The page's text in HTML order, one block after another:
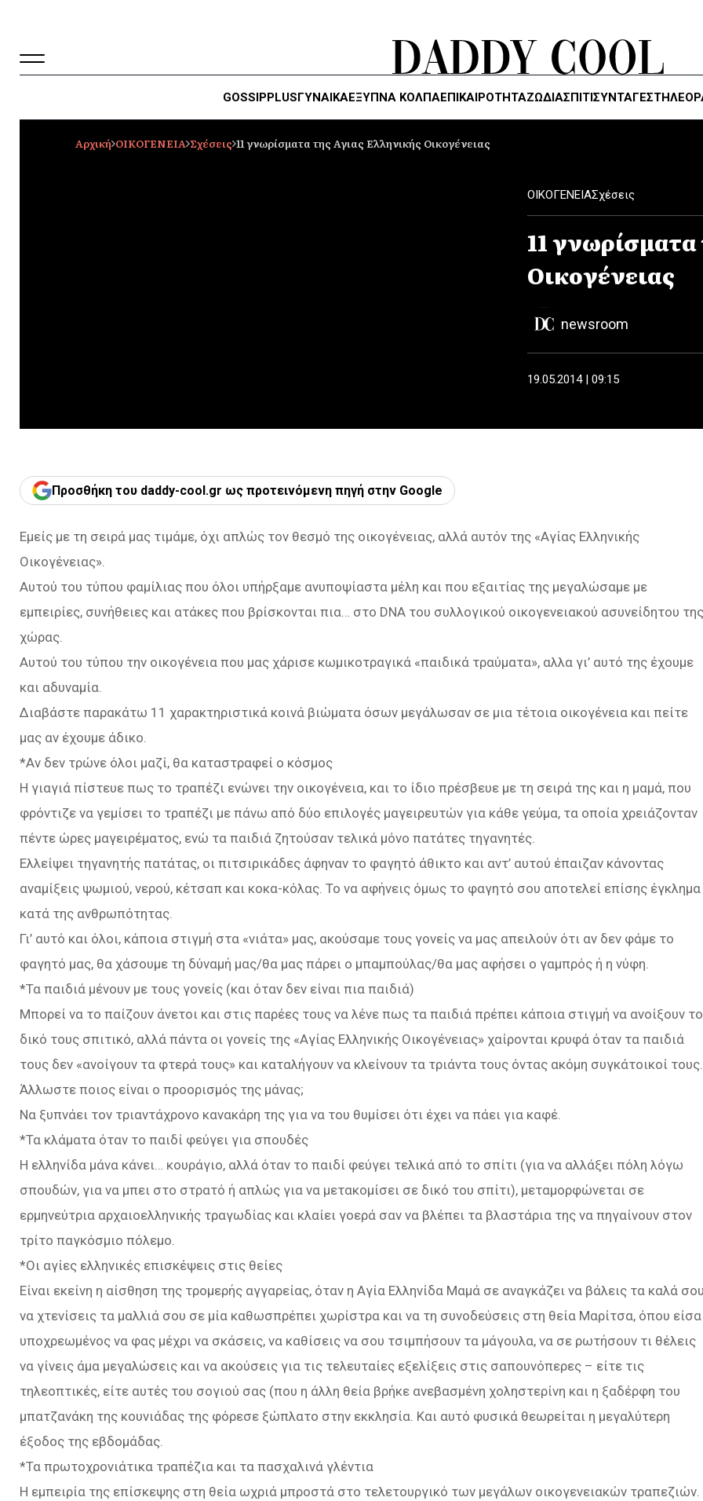
GOSSIPPLUSΓΥΝΑΙΚΑΈΞΥΠΝΑ ΚΌΛΠΑΕΠΙΚΑΙΡΟΤΗΤΑΖΏΔΙΑΣΠΙΤΙΣΥΝΤΑΓΕΣ
Αρχική ΟΙΚΟΓΕΝΕΙΑ Σχέσεις 11 γνωρίσματα της Αγιας Ελληνικής Οικογένειας
ΟΙΚΟΓΕΝΕΙΑΣχέσεις
11
Οικογένειας
newsroom
19.05.2014 | 09:15
Προσθήκη του daddy-cool.gr ως προτεινόμενη πηγή στην Google
Εμείς με τη σειρά μας τιμάμε, όχι απλώς τον θεσμό της οικογένειας, αλλά αυτόν της «Αγίας Ελληνικής
Οικογένειας».
Αυτού του τύπου φαμίλιας που όλοι υπήρξαμε ανυποψίαστα μέλη και που εξαιτίας της μεγαλώσαμε με
εμπειρίες, συνήθειες και ατάκες που βρίσκονται πια… στο DNA του συλλογικού οικογενειακού ασυνείδητου της
χώρας.
Αυτού του τύπου την οικογένεια που μας χάρισε κωμικοτραγικά «παιδικά τραύματα», αλλα γι’ αυτό της έχουμε
και αδυναμία.
Διαβάστε παρακάτω 11 χαρακτηριστικά κοινά βιώματα όσων μεγάλωσαν σε μια τέτοια οικογένεια και πείτε
μας αν έχουμε άδικο.
*Αν δεν τρώνε όλοι μαζί, θα καταστραφεί ο κόσμος
Η γιαγιά πίστευε πως το τραπέζι ενώνει την οικογένεια, και το ίδιο πρέσβευε με τη σειρά της και η μαμά, που
φρόντιζε να γεμίσει το τραπέζι με πάνω από δύο επιλογές μαγειρευτών για κάθε γεύμα, τα οποία χρειάζονταν
πέντε ώρες μαγειρέματος, ενώ τα παιδιά ζητούσαν τελικά μόνο πατάτες τηγανητές.
Ελλείψει τηγανητής πατάτας, οι πιτσιρικάδες άφηναν το φαγητό άθικτο και αντ’ αυτού έπαιζαν κάνοντας
αναμίξεις ψωμιού, νερού, κέτσαπ και κοκα-κόλας. Το να αφήνεις όμως το φαγητό σου αποτελεί επίσης έγκλημα
κατά της ανθρωπότητας.
Γι’ αυτό και όλοι, κάποια στιγμή στα «νιάτα» μας, ακούσαμε τους γονείς να μας απειλούν ότι αν δεν φάμε το
φαγητό μας, θα χάσουμε τη δύναμή μας/θα μας πάρει ο μπαμπούλας/θα μας αφήσει ο γαμπρός ή η νύφη.
*Τα παιδιά μένουν με τους γονείς (και όταν δεν είναι πια παιδιά)
Μπορεί να το παίζουν άνετοι και στις παρέες τους να λένε πως τα παιδιά πρέπει κάποια στιγμή να ανοίξουν το
δικό τους σπιτικό, αλλά πάντα οι γονείς της «Αγίας Ελληνικής Οικογένειας» χαίρονται κρυφά όταν τα παιδιά
τους δεν «ανοίγουν τα φτερά τους» και καταλήγουν να κλείνουν τα τριάντα τους όντας ακόμη συγκάτοικοί τους.
Άλλωστε ποιος είναι ο προορισμός της μάνας;
Να ξυπνάει τον τριαντάχρονο κανακάρη της για να του θυμίσει ότι έχει να πάει για καφέ.
*Τα κλάματα όταν το παιδί φεύγει για σπουδές
Η ελληνίδα μάνα κάνει… κουράγιο, αλλά όταν το παιδί φεύγει τελικά από το σπίτι (για να αλλάξει πόλη λόγω
σπουδών, για να μπει στο στρατό ή απλώς για να μετακομίσει σε δικό του σπίτι), μεταμορφώνεται σε
ερμηνεύτρια αρχαιοελληνικής τραγωδίας και κλαίει γοερά σαν να βλέπει τα βλαστάρια της να πηγαίνουν στον
τρίτο παγκόσμιο πόλεμο.
*Οι αγίες ελληνικές επισκέψεις στις θείες
Είναι εκείνη η αίσθηση της τρομερής αγγαρείας, όταν η Αγία Ελληνίδα Μαμά σε αναγκάζει να βάλεις τα καλά
να χτενίσεις τα μαλλιά σου σε μία καθωσπρέπει χωρίστρα και να τη συνοδεύσεις στη θεία Μαρίτσα, όπου
υποχρεωμένος να φας μέχρι να σκάσεις, να καθίσεις να σου τσιμπήσουν τα μάγουλα, να σε ρωτήσουν τι θέλεις
να γίνεις άμα μεγαλώσεις και να ακούσεις για τις τελευταίες εξελίξεις στις σαπουνόπερες – είτε τις
τηλεοπτικές, είτε αυτές του σογιού σας (που η άλλη θεία βρήκε ανεβασμένη χοληστερίνη και η ξαδέρφη του
μπατζανάκη της κουνιάδας της φόρεσε ξώπλατο στην εκκλησία. Και αυτό φυσικά θεωρείται η μεγαλύτερη
έξοδος της εβδομάδας.
*Τα πρωτοχρονιάτικα τραπέζια και τα πασχαλινά γλέντια
Η εμπειρία της επίσκεψης στη θεία ωχριά μπροστά στο τελετουργικό των μεγάλων οικογενειακών τραπεζιών.